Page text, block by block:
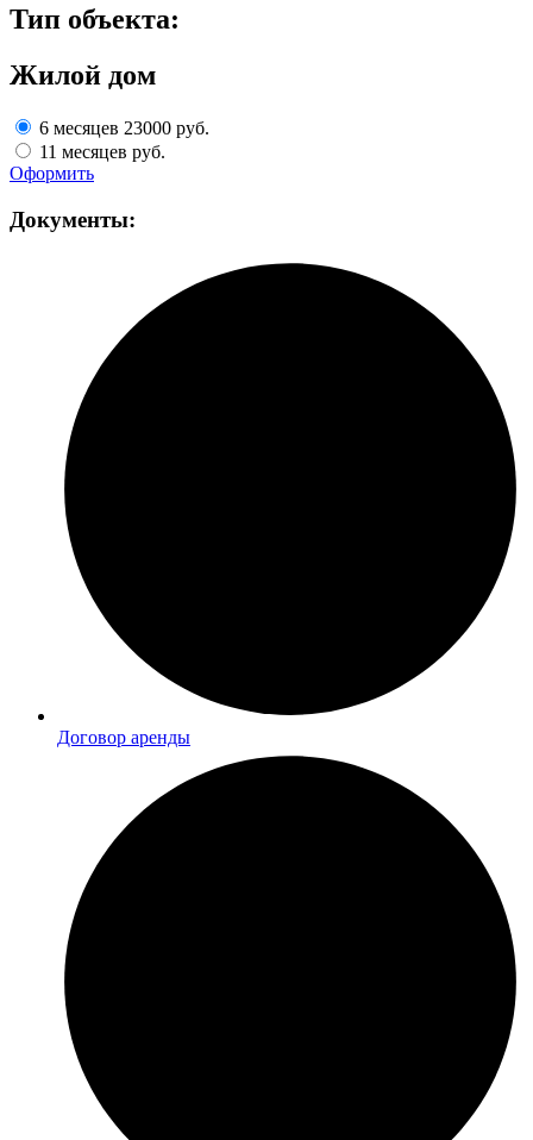
Тип объекта:
Жилой дом
6 месяцев 23000 руб.
11 месяцев руб.
Оформить
Документы:
Договор аренды